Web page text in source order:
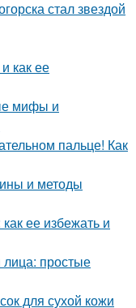
стал звездой
как ее
мифы и
пальце! Как
и методы
ее избежать и
простые
для сухой кожи